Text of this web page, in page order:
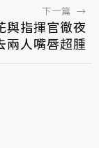
下一篇 →
與指揮官徹夜
兩人嘴唇超腫